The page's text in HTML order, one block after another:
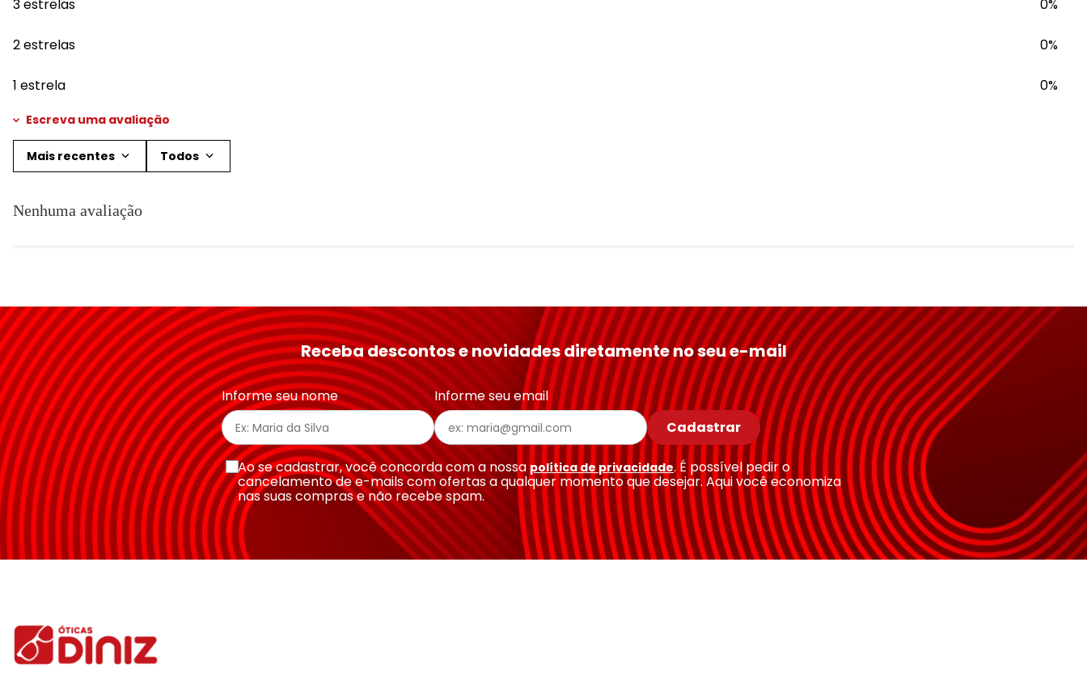
3 estrelas 0%
2 estrelas 0%
1 estrela 0%
Escreva uma avaliação
Título
★★★★★
Seu nome
Endereço de email
Escreva uma avaliação
Mais recentes Todos
Nenhuma avaliação
Receba descontos e novidades diretamente no seu e-mail
Informe seu nome
Informe seu email
Cadastrar
Ao se cadastrar, você concorda com a nossa política de privacidade. É possível pedir o
cancelamento de e-mails com ofertas a qualquer momento que desejar. Aqui você economiza
nas suas compras e não recebe spam.